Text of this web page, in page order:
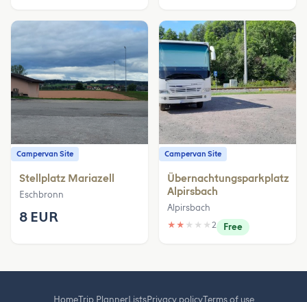
Campervan Site
Stellplatz Mariazell
Eschbronn
8 EUR
Campervan Site
Übernachtungsparkplatz
Alpirsbach
Alpirsbach
★ ★ ★ ★ ★ 2 Free
HomeTrip PlannerListsPrivacy policyTerms of use